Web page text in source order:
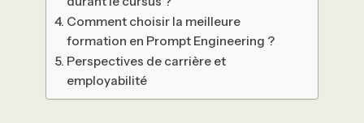
Comment choisir la meilleure
formation en Prompt Engineering ?
Perspectives de carrière et
employabilité